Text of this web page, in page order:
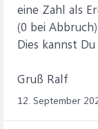
eine Zahl als
(0 bei Abbruch)
Dies kannst
Gruß Ralf
12. September